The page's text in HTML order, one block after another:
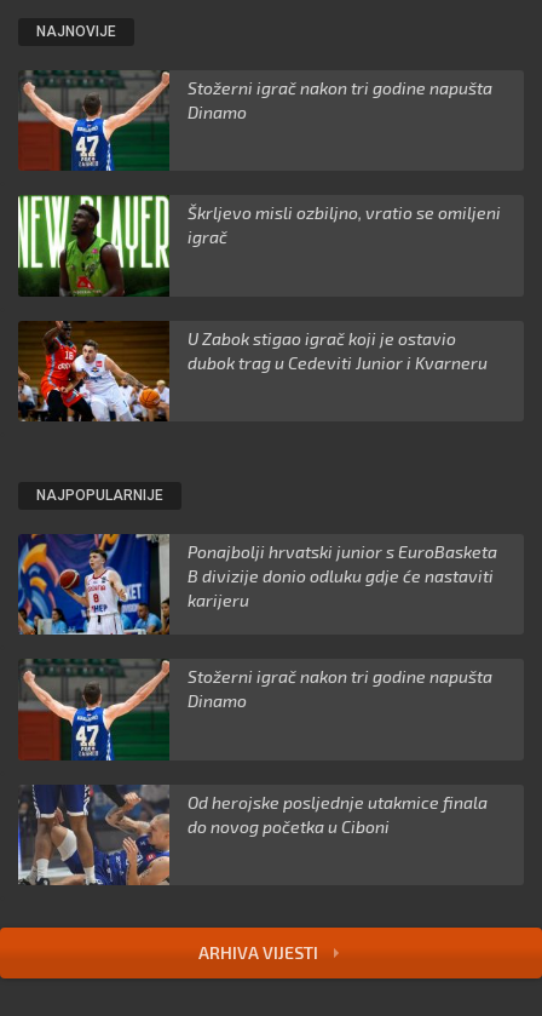
NAJNOVIJE
Stožerni igrač nakon tri godine napušta
Dinamo
Škrljevo misli ozbiljno, vratio se omiljeni
igrač
U Zabok stigao igrač koji je ostavio
dubok trag u Cedeviti Junior i Kvarneru
NAJPOPULARNIJE
Ponajbolji hrvatski junior s EuroBasketa
B divizije donio odluku gdje će nastaviti
karijeru
Stožerni igrač nakon tri godine napušta
Dinamo
Od herojske posljednje utakmice finala
do novog početka u Ciboni
ARHIVA VIJESTI